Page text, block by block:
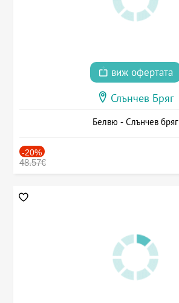
виж офертата
Слънчев Бряг
Белвю - Слънчев бряг
-20%
48.57€